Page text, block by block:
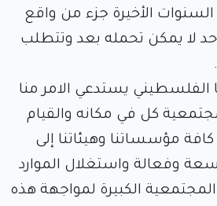
الأخيرة جزء من واقع
لا يمكن تحمله بعد وتتطلب
يستدعي الامر منا
كل في مكانه والقيام
كافة مؤسساتنا وهيئاتنا إلى
وفعالة واستغلال الموارد
الكبيرة لمواجهة هذه